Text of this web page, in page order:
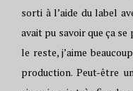
sorti à l’aide du label
avait pu savoir que ça se
le reste, j’aime
production. Peut-être